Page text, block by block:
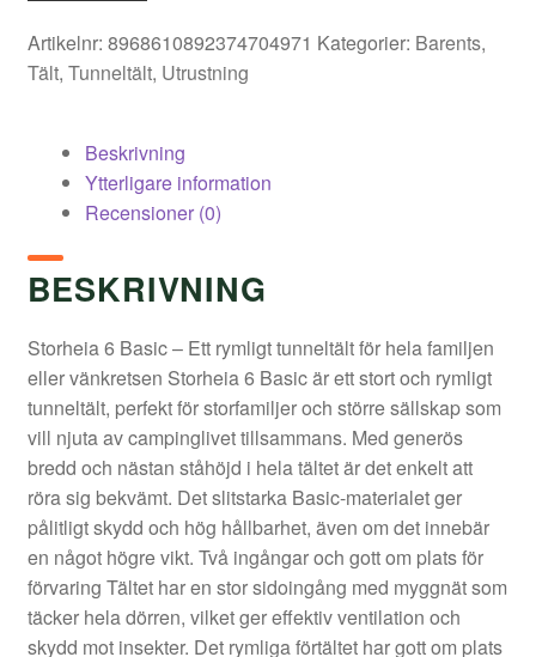
Artikelnr: 8968610892374704971 Kategorier: Barents,
Tält, Tunneltält, Utrustning
Beskrivning
Ytterligare information
Recensioner (0)
BESKRIVNING
Storheia 6 Basic – Ett rymligt tunneltält för hela familjen
eller vänkretsen Storheia 6 Basic är ett stort och rymligt
tunneltält, perfekt för storfamiljer och större sällskap som
vill njuta av campinglivet tillsammans. Med generös
bredd och nästan ståhöjd i hela tältet är det enkelt att
röra sig bekvämt. Det slitstarka Basic-materialet ger
pålitligt skydd och hög hållbarhet, även om det innebär
en något högre vikt. Två ingångar och gott om plats för
förvaring Tältet har en stor sidoingång med myggnät som
täcker hela dörren, vilket ger effektiv ventilation och
skydd mot insekter. Det rymliga förtältet har gott om plats